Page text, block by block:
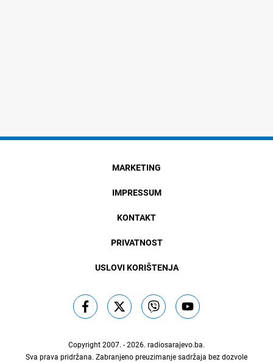
MARKETING
IMPRESSUM
KONTAKT
PRIVATNOST
USLOVI KORIŠTENJA
Copyright 2007. - 2026. radiosarajevo.ba.
Sva prava pridržana. Zabranjeno preuzimanje sadržaja bez dozvole